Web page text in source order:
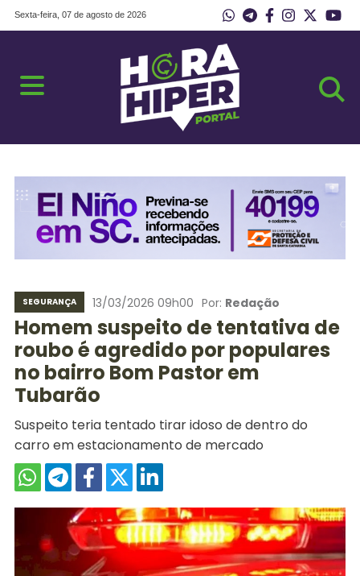
Sexta-feira, 07 de agosto de 2026
SEGURANÇA 13/03/2026 09h00 Por: Redação
Homem suspeito de tentativa de
roubo é agredido por populares
no bairro Bom Pastor em
Tubarão
Suspeito teria tentado tirar idoso de dentro do
carro em estacionamento de mercado